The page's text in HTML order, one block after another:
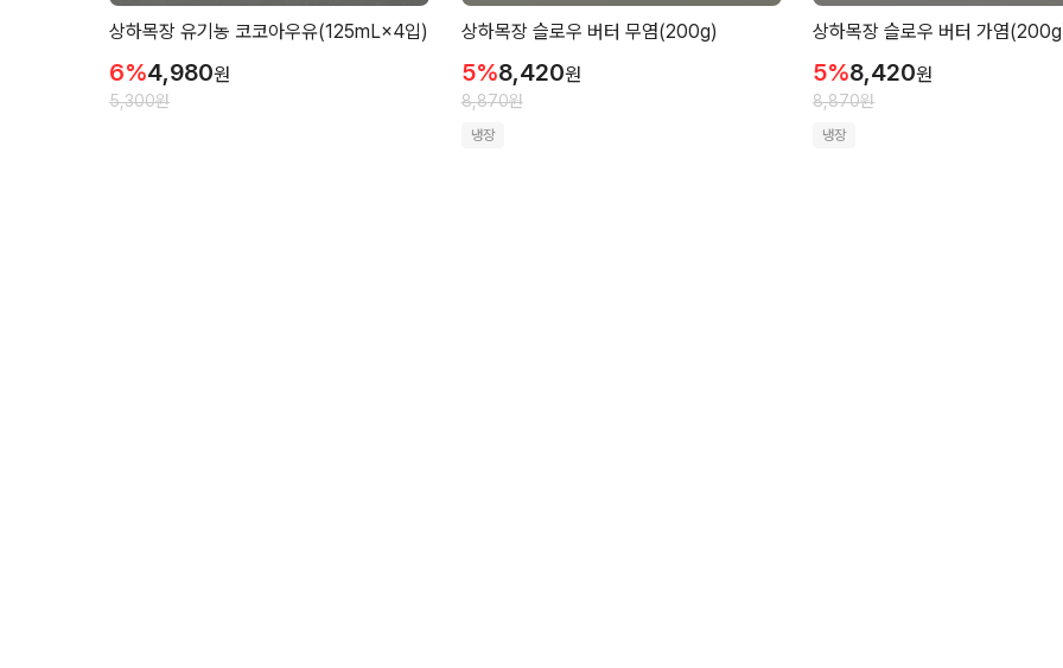
상하목장 유기농 코코아우유(125mL×4입)
6%4,980원
5,300원
상하목장 슬로우 버터 무염(200g)
5%8,420원
8,870원
냉장
상하목장 슬로우 버터 가염
5%8,420원
8,870원
냉장